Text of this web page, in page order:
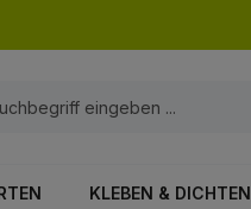
KLEBEN & DICHTEN